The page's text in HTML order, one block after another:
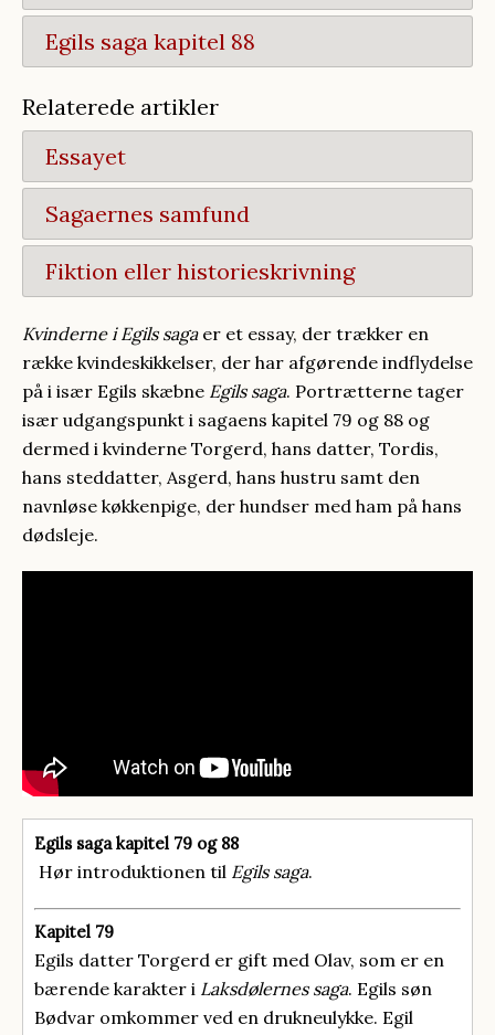
Egils saga kapitel 88
Relaterede artikler
Essayet
Sagaernes samfund
Fiktion eller historieskrivning
Kvinderne i Egils sagaer et essay, der trækker en
række kvindeskikkelser, der har afgørende indflydelse
på i især Egils skæbne Egils saga. Portrætterne tager
især udgangspunkt i sagaens kapitel 79 og 88 og
dermed i kvinderne Torgerd, hans datter, Tordis,
hans steddatter, Asgerd, hans hustru samt den
navnløse køkkenpige, der hundser med ham på hans
dødsleje.
Egils saga kapitel 79 og 88
Hør introduktionen til Egils saga.
Kapitel 79
Egils datter Torgerd er gift med Olav, som er en
bærende karakter i Laksdølernes saga. Egils søn
Bødvar omkommer ved en drukneulykke. Egil